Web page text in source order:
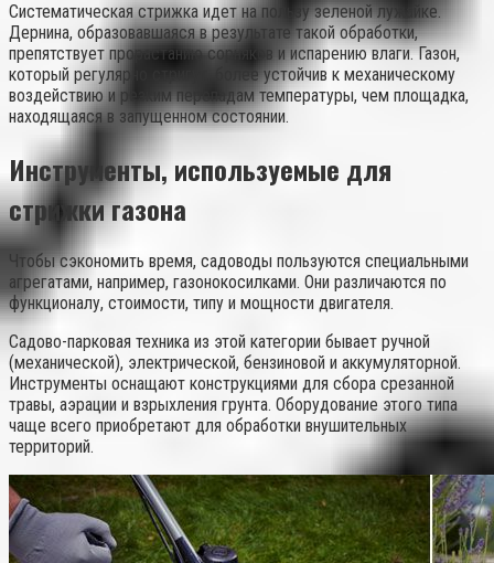
Систематическая стрижка идет на пользу зеленой лужайке.
Дернина, образовавшаяся в результате такой обработки,
препятствует прорастанию сорняков и испарению влаги. Газон,
который регулярно стригут, более устойчив к механическому
воздействию и резким перепадам температуры, чем площадка,
находящаяся в запущенном состоянии.
Инструменты, используемые для
стрижки газона
Чтобы сэкономить время, садоводы пользуются специальными
агрегатами, например, газонокосилками. Они различаются по
функционалу, стоимости, типу и мощности двигателя.
Садово-парковая техника из этой категории бывает ручной
(механической), электрической, бензиновой и аккумуляторной.
Инструменты оснащают конструкциями для сбора срезанной
травы, аэрации и взрыхления грунта. Оборудование этого типа
чаще всего приобретают для обработки внушительных
территорий.